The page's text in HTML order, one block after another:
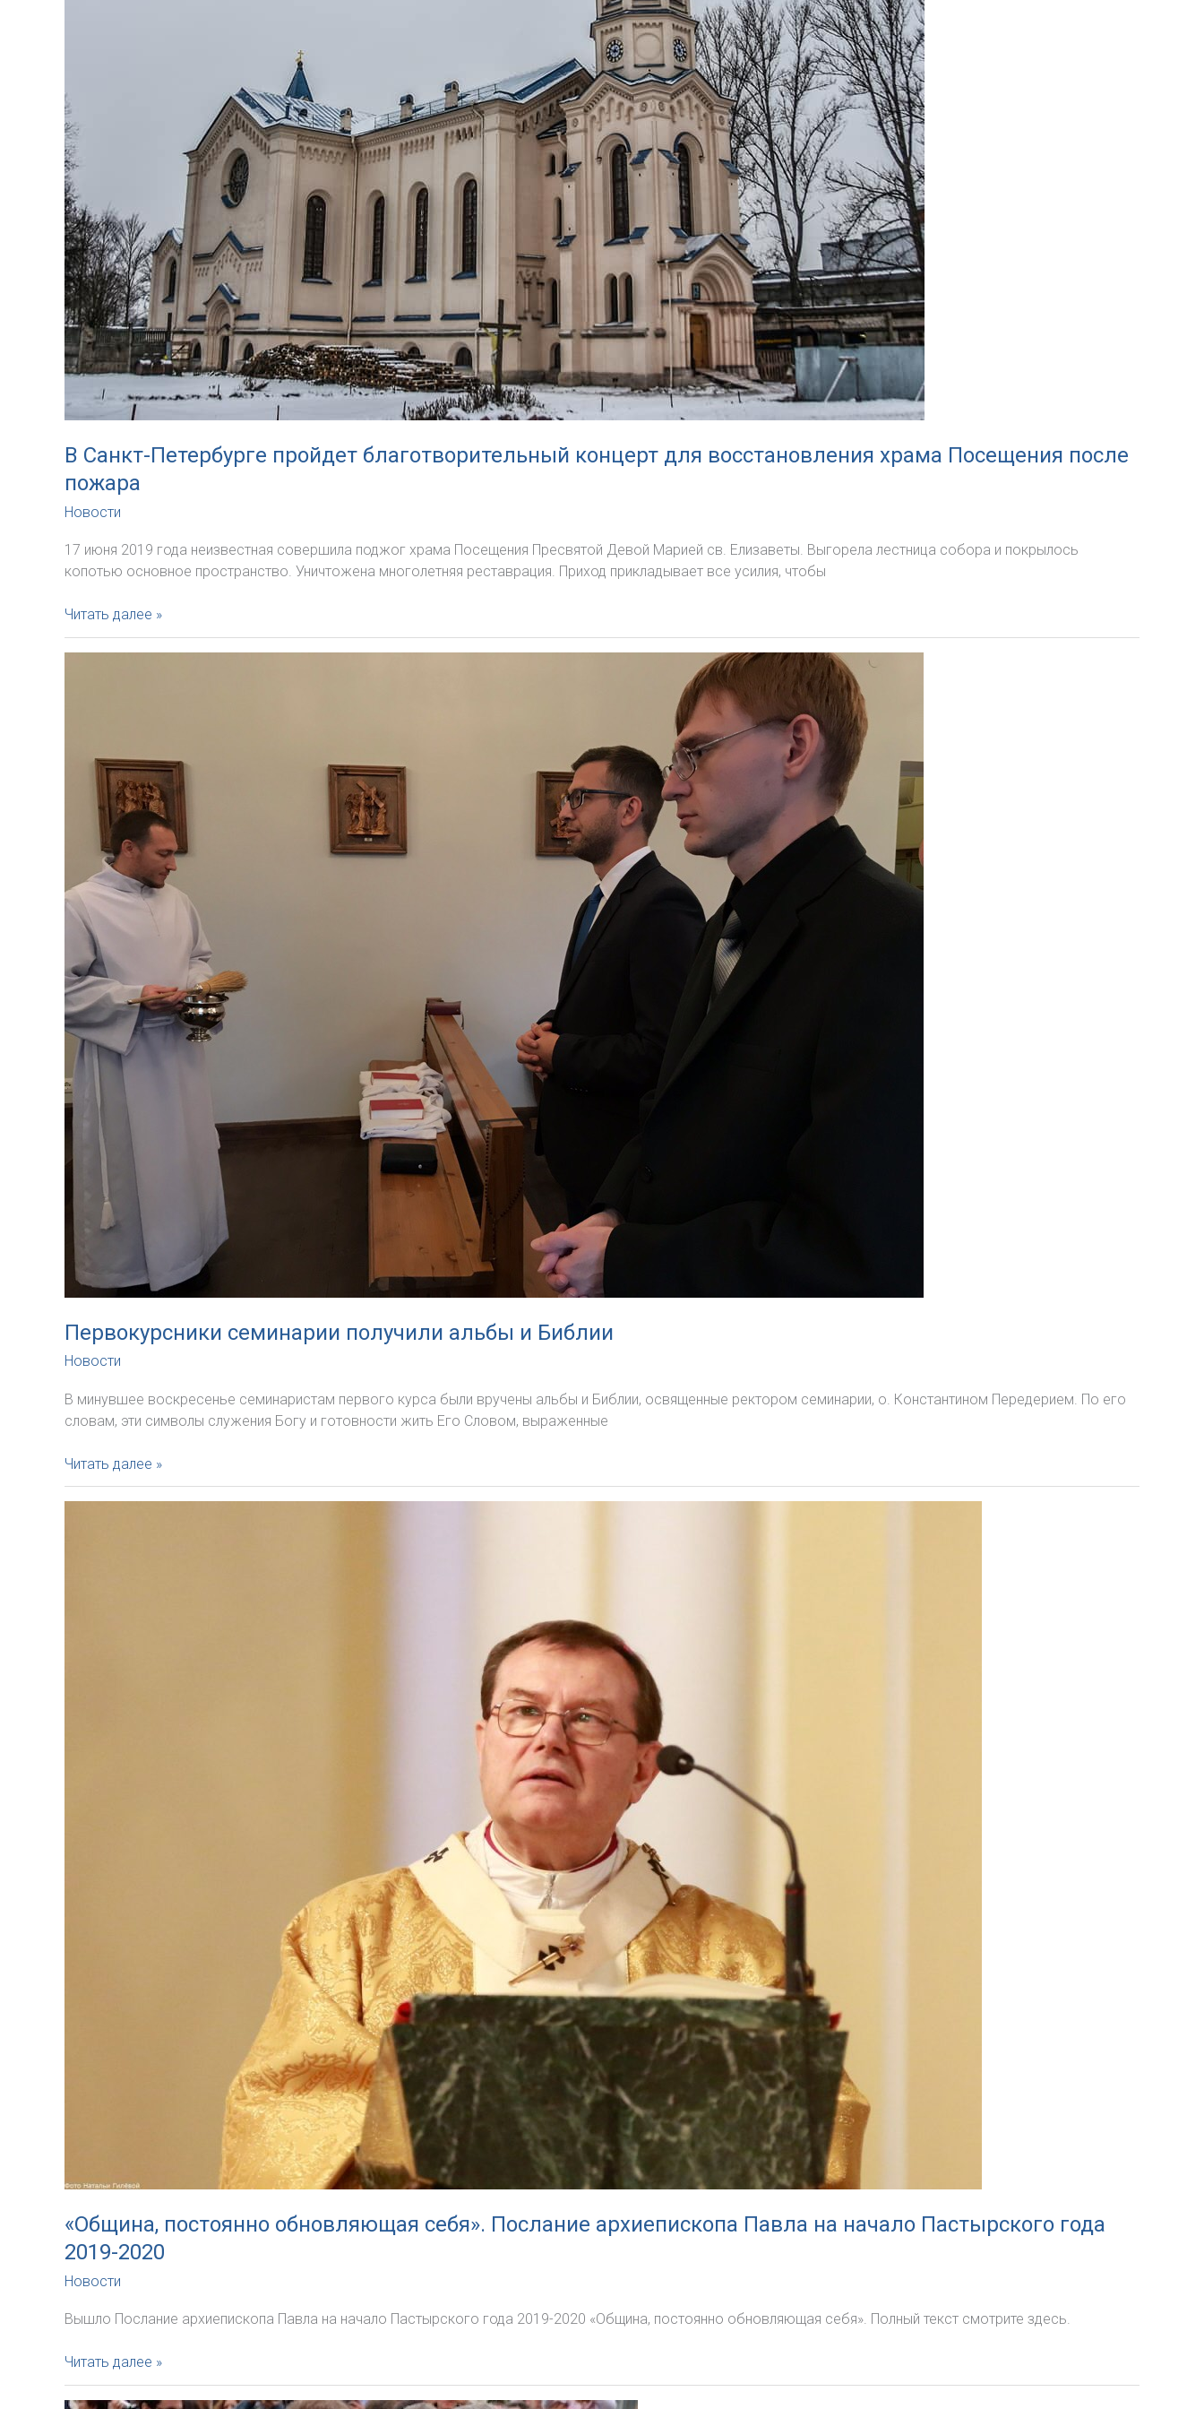
В Санкт-Петербурге пройдет благотворительный концерт для восстановления храма Посещения после
пожара
Новости
17 июня 2019 года неизвестная совершила поджог храма Посещения Пресвятой Девой Марией св. Елизаветы. Выгорела лестница собора и покрылось
копотью основное пространство. Уничтожена многолетняя реставрация. Приход прикладывает все усилия, чтобы
В
Санкт-
Петербурге
восстановления
храма
Посещения
после
пожара
Читать далее »
Первокурсники семинарии получили альбы и Библии
Новости
В минувшее воскресенье семинаристам первого курса были вручены альбы и Библии, освященные ректором семинарии, о. Константином Передерием. По его
словам, эти символы служения Богу и готовности жить Его Словом, выраженные
Первокурсники
семинарии
получили
Читать далее »
«Община, постоянно обновляющая себя». Послание архиепископа Павла на начало Пастырского года
2019-2020
Новости
Вышло Послание архиепископа Павла на начало Пастырского года 2019-2020 «Община, постоянно обновляющая себя». Полный текст смотрите здесь.
«Община,
постоянно
обновляющая
Читать далее »